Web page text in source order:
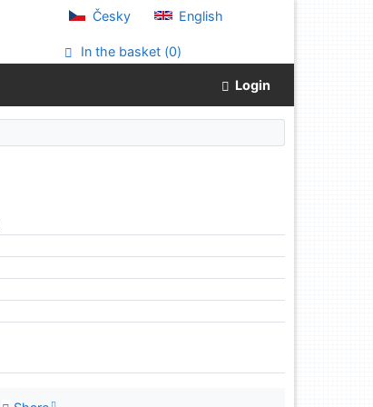
Česky English
In the basket (0)
Login